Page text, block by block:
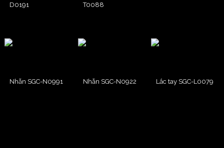
D0191
T0088
Nhẫn SGC-N0991 Nhẫn SGC-N0922 Lắc tay SGC-L0079